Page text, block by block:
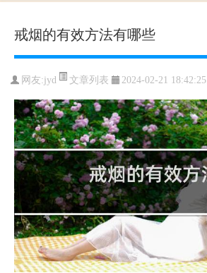
戒烟的有效方法有哪些
网友:jyd 文章列表 2024-02-21 18:42:25